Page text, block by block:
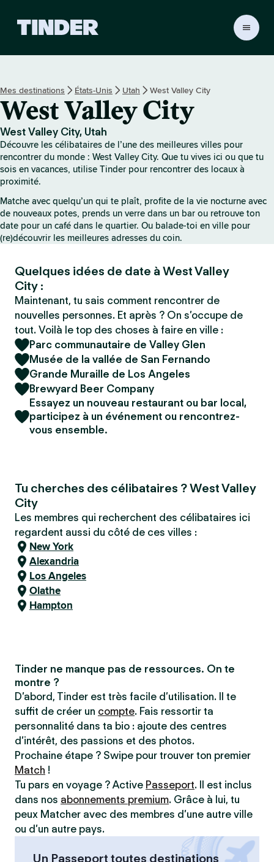
i
l
T
i
n
d
e
Mes destinations États-Unis Utah West Valley City
West Valley City
West Valley City, Utah
Découvre les célibataires de l’une des meilleures villes pour
rencontrer du monde : West Valley City. Que tu vives ici ou que tu
sois en vacances, utilise Tinder pour rencontrer des locaux à
proximité.
Matche avec quelqu’un qui te plaît, profite de la vie nocturne avec
de nouveaux potes, prends un verre dans un bar ou retrouve ton
date pour un café dans le quartier. Ou balade-toi en ville pour
(re)découvrir les meilleures adresses du coin.
Quelques idées de date à West Valley
City :
Maintenant, tu sais comment rencontrer de
nouvelles personnes. Et après ? On s’occupe de
tout. Voilà le top des choses à faire en ville :
Parc communautaire de Valley Glen
Musée de la vallée de San Fernando
Grande Muraille de Los Angeles
Brewyard Beer Company
Essayez un nouveau restaurant ou bar local,
participez à un événement ou rencontrez-
vous ensemble.
Tu cherches des célibataires ? West Valley
City
Les membres qui recherchent des célibataires ici
regardent aussi du côté de ces villes :
New York
Alexandria
Los Angeles
Olathe
Hampton
Tinder ne manque pas de ressources. On te
montre ?
D’abord, Tinder est très facile d’utilisation. Il te
suffit de créer un compte. Fais ressortir ta
personnalité dans ta bio : ajoute des centres
d’intérêt, des passions et des photos.
Prochaine étape ? Swipe pour trouver ton premier
Match !
Tu pars en voyage ? Active Passeport. Il est inclus
dans nos abonnements premium. Grâce à lui, tu
peux Matcher avec des membres d’une autre ville
ou d’un autre pays.
Un Passeport toutes destinations